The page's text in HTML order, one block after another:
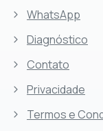
WhatsApp
Diagnóstico
Contato
Privacidade
Termos e